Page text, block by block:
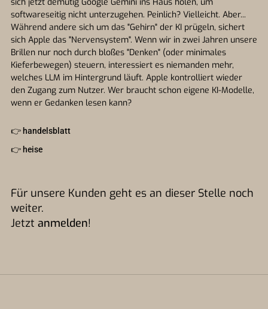
softwareseitig nicht unterzugehen. Peinlich? Vielleicht. Aber...
Während andere sich um das "Gehirn" der KI prügeln, sichert
sich Apple das "Nervensystem". Wenn wir in zwei Jahren unsere
Brillen nur noch durch bloßes "Denken" (oder minimales
Kieferbewegen) steuern, interessiert es niemanden mehr,
welches LLM im Hintergrund läuft. Apple kontrolliert wieder
den Zugang zum Nutzer. Wer braucht schon eigene KI-Modelle,
wenn er Gedanken lesen kann?
👉 handelsblatt
👉 heise
Für unsere Kunden geht es an dieser Stelle noch
weiter.
Jetzt anmelden!